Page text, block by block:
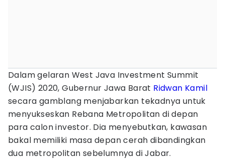
Dalam gelaran West Java Investment Summit
(WJIS) 2020, Gubernur Jawa Barat Ridwan Kamil
secara gamblang menjabarkan tekadnya untuk
menyukseskan Rebana Metropolitan di depan
para calon investor. Dia menyebutkan, kawasan
bakal memiliki masa depan cerah dibandingkan
dua metropolitan sebelumnya di Jabar.